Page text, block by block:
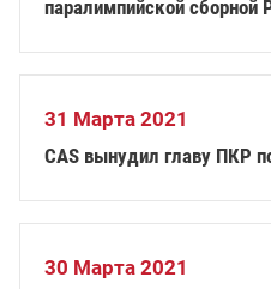
паралимпийской сборной
31 Марта 2021
CAS вынудил главу ПКР
30 Марта 2021